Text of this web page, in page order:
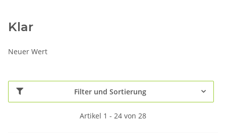
Klar
Neuer Wert
Filter und Sortierung
Artikel 1 - 24 von 28